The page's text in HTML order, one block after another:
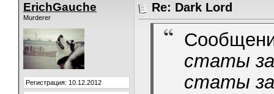
ErichGauche
Murderer
Регистрация: 10.12.2012
Re: Dark Lord
статы за
статы